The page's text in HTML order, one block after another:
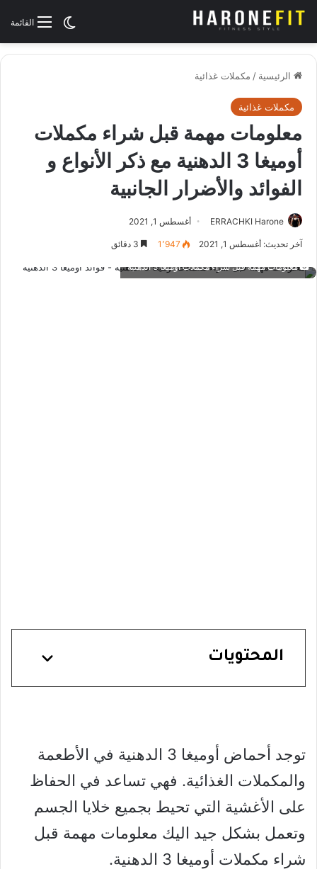
القائمةالوضع
الرئيسية / مكملات غذائية
مكملات غذائية
معلومات مهمة قبل شراء مكملات
أوميغا 3 الدهنية مع ذكر الأنواع و
الفوائد والأضرار الجانبية
ERRACHKI Harone أغسطس 1, 2021
آخر تحديث: أغسطس 1, 2021 1٬947
معلومات مهمة قبل شراء مكملات أوميغا 3 الدهنية
المحتويات
توجد أحماض أوميغا 3 الدهنية في الأطعمة
والمكملات الغذائية. فهي تساعد في الحفاظ
على الأغشية التي تحيط بجميع خلايا الجسم
وتعمل بشكل جيد اليك معلومات مهمة قبل
شراء مكملات أوميغا 3 الدهنية.